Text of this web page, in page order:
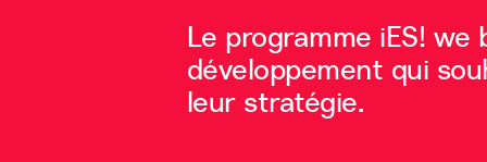
Le programme iES! we
développement qui
leur stratégie.